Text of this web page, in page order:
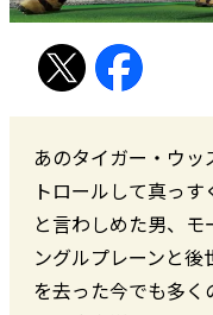
あのタイガー・ウ
トロールして真っす
と言わしめた男、
ングルプレーンと
を去った今でも多